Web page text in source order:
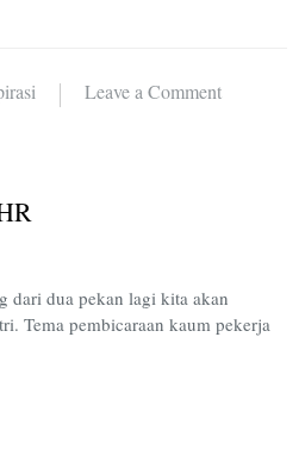
Leave a Commenton
dari dua pekan lagi kita akan
Tema pembicaraan kaum pekerja